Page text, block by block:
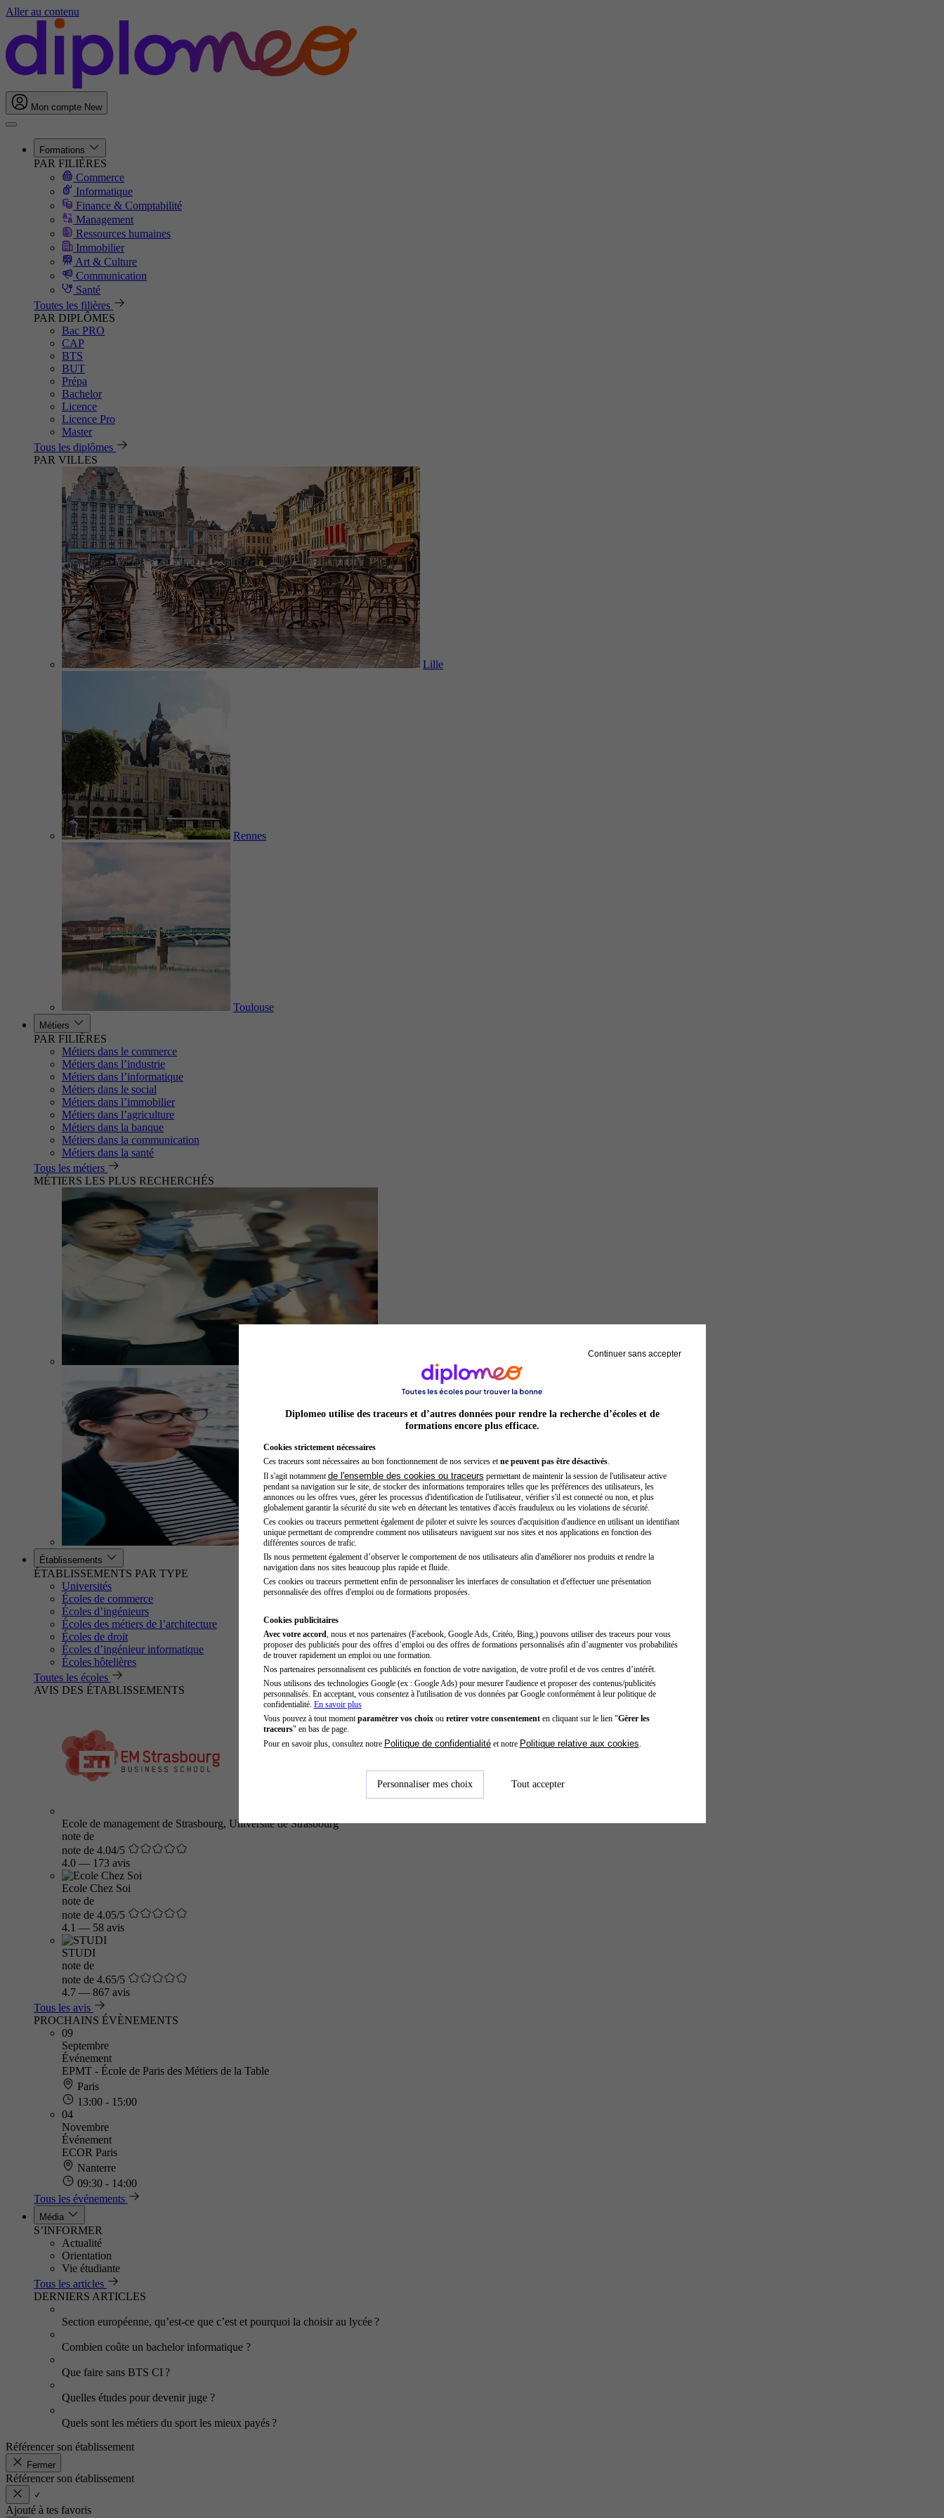
Aller au contenu
Mon compte New
Formations
PAR FILIÈRES
Commerce
Informatique
Finance & Comptabilité
Management
Ressources humaines
Immobilier
Art & Culture
Communication
Santé
Toutes les filières
PAR DIPLÔMES
Bac PRO
CAP
BTS
BUT
Prépa
Bachelor
Licence
Licence Pro
Master
Tous les diplômes
PAR VILLES
Lille
Rennes
Toulouse
Métiers
PAR FILIÈRES
Métiers dans le commerce
Métiers dans l’industrie
Métiers dans l’informatique
Métiers dans le social
Métiers dans l’immobilier
Métiers dans l’agriculture
Métiers dans la banque
Métiers dans la communication
Métiers dans la santé
Tous les métiers
MÉTIERS LES PLUS RECHERCHÉS
Inspecteur de police
Établissements
ÉTABLISSEMENTS PAR TYPE
Universités
Écoles de commerce
Écoles d’ingénieurs
Écoles des métiers de l’architecture
Écoles de droit
Écoles d’ingénieur informatique
Écoles hôtelières
Toutes les écoles
AVIS DES ÉTABLISSEMENTS
Ecole de management de Strasbourg, Université de Strasbourg
note de
note de 4.04/5
4.0 — 173 avis
Ecole Chez Soi
note de
note de 4.05/5
4.1 — 58 avis
STUDI
note de
note de 4.65/5
4.7 — 867 avis
Tous les avis
PROCHAINS ÉVÈNEMENTS
09
Septembre
Événement
EPMT - École de Paris des Métiers de la Table
Paris
13:00 - 15:00
04
Novembre
Événement
ECOR Paris
Nanterre
09:30 - 14:00
Tous les événements
Média
S’INFORMER
Actualité
Orientation
Vie étudiante
Tous les articles
DERNIERS ARTICLES
Section européenne, qu’est-ce que c’est et pourquoi la choisir au lycée ?
Combien coûte un bachelor informatique ?
Que faire sans BTS CI ?
Quelles études pour devenir juge ?
Quels sont les métiers du sport les mieux payés ?
Référencer son établissement
Fermer
Référencer son établissement
Ajouté à tes favoris
Continuer sans accepter
Diplomeo utilise des traceurs et d’autres données pour rendre la recherche d’écoles et de
formations encore plus efficace.
Cookies strictement nécessaires
Ces traceurs sont nécessaires au bon fonctionnement de nos services et ne peuvent pas être désactivés.
Il s'agit notamment de l'ensemble des cookies ou traceurs permettant de maintenir la session de l'utilisateur active
pendant sa navigation sur le site, de stocker des informations temporaires telles que les préférences des utilisateurs, les
annonces ou les offres vues, gérer les processus d'identification de l'utilisateur, vérifier s'il est connecté ou non, et plus
globalement garantir la sécurité du site web en détectant les tentatives d'accès frauduleux ou les violations de sécurité.
Ces cookies ou traceurs permettent également de piloter et suivre les sources d'acquisition d'audience en utilisant un identifiant
unique permettant de comprendre comment nos utilisateurs naviguent sur nos sites et nos applications en fonction des
différentes sources de trafic.
Ils nous permettent également d’observer le comportement de nos utilisateurs afin d'améliorer nos produits et rendre la
navigation dans nos sites beaucoup plus rapide et fluide.
Ces cookies ou traceurs permettent enfin de personnaliser les interfaces de consultation et d'effectuer une présentation
personnalisée des offres d'emploi ou de formations proposées.
Cookies publicitaires
Avec votre accord , nous et nos partenaires (Facebook, Google Ads, Critéo, Bing,) pouvons utiliser des traceurs pour vous
proposer des publicités pour des offres d’emploi ou des offres de formations personnalisés afin d’augmenter vos probabilités
de trouver rapidement un emploi ou une formation.
Nos partenaires personnalisent ces publicités en fonction de votre navigation, de votre profil et de vos centres d’intérêt.
Nous utilisons des technologies Google (ex : Google Ads) pour mesurer l'audience et proposer des contenus/publicités
personnalisés. En acceptant, vous consentez à l'utilisation de vos données par Google conformément à leur politique de
confidentialité. En savoir plus
Vous pouvez à tout moment paramétrer vos choixou retirer votre consentementen cliquant sur le lien "Gérer les
traceurs" en bas de page.
Pour en savoir plus, consultez notre Politique de confidentialitéet notre Politique relative aux cookies
Personnaliser mes choix Tout accepter